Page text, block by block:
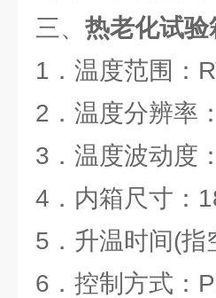
三、 热老化试
1．温度范围
2．温度分辨率
3．温
4．内箱尺寸：
5．升温时间(
6．控制方式：